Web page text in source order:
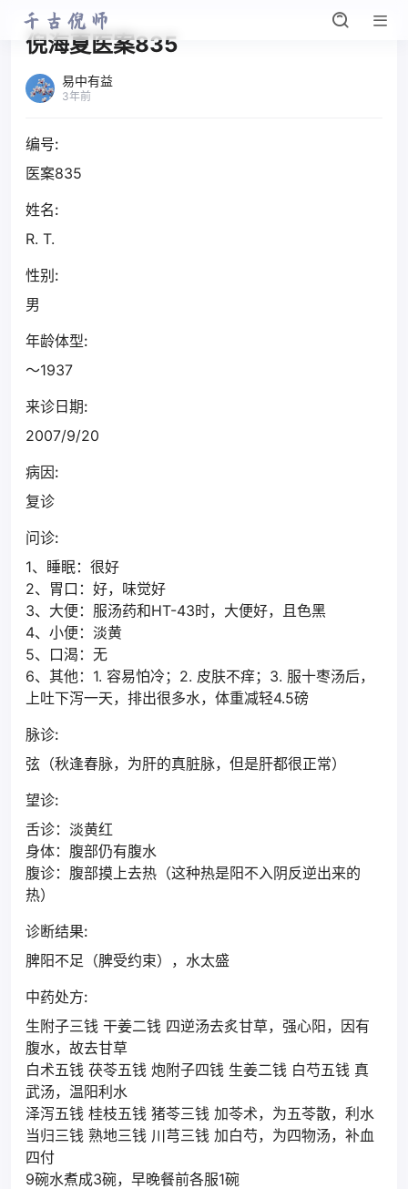
倪海夏医案835
易中有益
3年前
编号:
医案835
姓名:
R. T.
性别:
男
年龄体型:
～1937
来诊日期:
2007/9/20
病因:
复诊
问诊:
1、睡眠：很好
2、胃口：好，味觉好
3、大便：服汤药和HT-43时，大便好，且色黑
4、小便：淡黄
5、口渴：无
6、其他：1. 容易怕冷；2. 皮肤不痒；3. 服十枣汤后，
上吐下泻一天，排出很多水，体重减轻4.5磅
脉诊:
弦（秋逢春脉，为肝的真脏脉，但是肝都很正常）
望诊:
舌诊：淡黄红
身体：腹部仍有腹水
腹诊：腹部摸上去热（这种热是阳不入阴反逆出来的
热）
诊断结果:
脾阳不足（脾受约束），水太盛
中药处方:
生附子三钱 干姜二钱 四逆汤去炙甘草，强心阳，因有
腹水，故去甘草
白术五钱 茯苓五钱 炮附子四钱 生姜二钱 白芍五钱 真
武汤，温阳利水
泽泻五钱 桂枝五钱 猪苓三钱 加苓术，为五苓散，利水
当归三钱 熟地三钱 川芎三钱 加白芍，为四物汤，补血
四付
9碗水煮成3碗，早晚餐前各服1碗